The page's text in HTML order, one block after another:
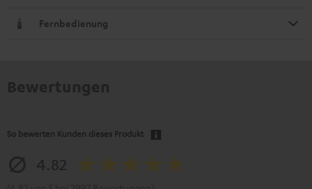
Fernbedienung
So bewerten Kunden dieses Produkt